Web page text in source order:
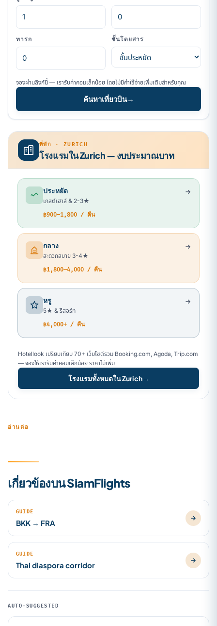
ทารก ชั้นโดยสาร
จองผ่านลิงก์นี้ — เรารับค่าคอมเล็กน้อย โดยไม่มีค่าใช้จ่ายเพิ่มเติมสำหรับคุณ
ค้นหาเที่ยวบิน→
ที่พัก · ZURICH
โรงแรมใน Zurich — งบประมาณบาท
ประหยัด
เกสต์เฮาส์ & 2-3★
฿900–1,800 / คืน
กลาง
สะดวกสบาย 3-4★
฿1,800–4,000 / คืน
หรู
5★ & รีสอร์ท
฿4,000+ / คืน
Hotellook เปรียบเทียบ 70+ เว็บไซต์รวม Booking.com, Agoda, Trip.com
— จองให้เรารับค่าคอมเล็กน้อย ราคาไม่เพิ่ม
โรงแรมทั้งหมดใน Zurich→
อ่านต่อ
เกี่ยวข้องบน SiamFlights
GUIDE
BKK → FRA
GUIDE
Thai diaspora corridor
AUTO-SUGGESTED